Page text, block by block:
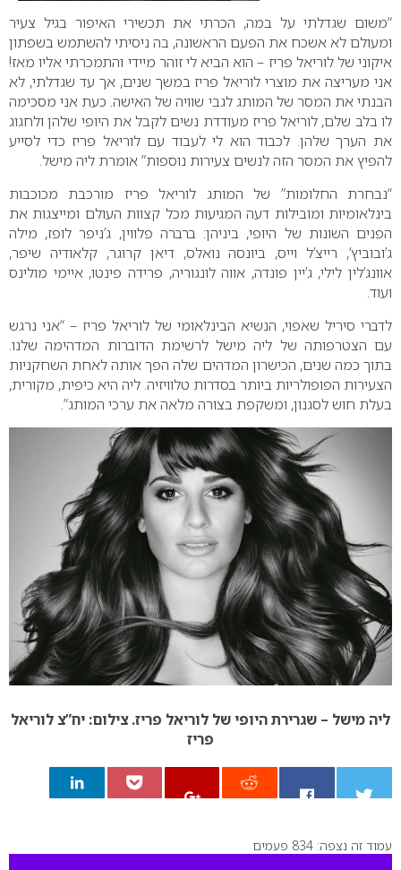
“משום שגדלתי על במה, הכרתי את תכשירי האיפור בגיל צעיר
ומעולם לא אשכח את הפעם הראשונה, בה ניסיתי להשתמש בשפתון
איקוני של לוריאל פריז – הוא הביא לי זוהר מיידי והתמכרתי אליו מאז!
אני מעריצה את מוצרי לוריאל פריז במשך שנים, אך עד שגדלתי, לא
הבנתי את המסר של המותג לגבי שוויה של האישה. כעת אני מסכימה
לו בלב שלם, לוריאל פריז מעודדת נשים לקבל את היופי שלהן ולחגוג
את הערך שלהן. לכבוד הוא לי לעבוד עם לוריאל פריז כדי לסייע
להפיץ את המסר הזה לנשים צעירות נוספות” אומרת ליה מישל.
“נבחרת החלומות” של המותג לוריאל פריז מורכבת מכוכבות
בינלאומיות ומובילות דעה המגיעות מכל קצוות העולם ומייצגות את
הפנים השונות של היופי, ביניהן: ברברה פלווין, ג’ניפר לופז, מילה
ג’ובוביץ’, רייצ’ל וייס, ביונסה נואלס, דיאן קרוגר, קלאודיה שיפר,
אוונג’לין לילי, ג’יין פונדה, אווה לונגוריה, פרידה פינטו, איימי מולינס
ועוד.
לדברי סיריל שאפוי, הנשיא הבינלאומי של לוריאל פריז – “אני נרגש
עם הצטרפותה של ליה מישל לרשימת הדוברות המדהימה שלנו.
בתוך כמה שנים, הכישרון המדהים שלה הפך אותה לאחת השחקניות
הצעירות הפופולריות ביותר בסדרות טלוויזיה. ליה היא כיפית, מקורית,
בעלת חוש לסגנון, ומשקפת בצורה מלאה את ערכי המותג”.
ליה מישל – שגרירת היופי של לוריאל פריז. צילום: יח”צ לוריאל
פריז
0
עמוד זה נצפה: 834 פעמים